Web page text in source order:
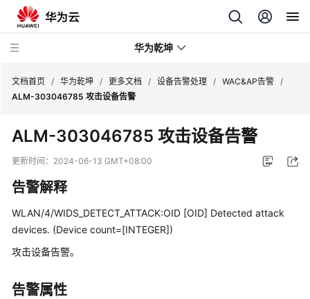
华为乾坤
全
云
务
云
管
理
文档首页 / 华为乾坤 / 更多文档 / 设备告警处理 / WAC&AP告警 /
ALM-303046785 攻击设备告警
ALM-303046785 攻击设备告警
更新时间： 2024-06-13 GMT+08:00
告警解释
WLAN/4/WIDS_DETECT_ATTACK:OID [OID] Detected attack
devices. (Device count=[INTEGER])
攻击设备告警。
告警属性